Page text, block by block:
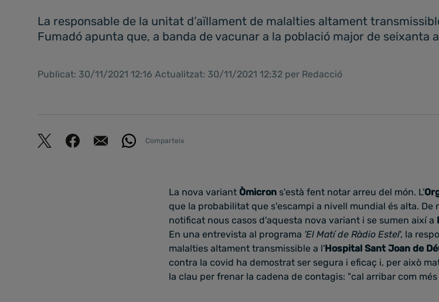
La responsable de la unitat d’aïllament de malalties altament
Fumadó apunta que, a banda de vacunar a la població major de seixanta
Publicat: 30/11/2021 12:16 Actualitzat: 30/11/2021 12:32 per Redacció
Comparteix
La nova variant Òmicron s'està fent notar arreu del món. L'
que la probabilitat que s'escampi a nivell mundial és alta. De
notificat nous casos d'aquesta nova variant i se sumen així a
En una entrevista al programa 'El Matí de Ràdio Estel', la
malalties altament transmissible a l'Hospital Sant Joan de
contra la covid ha demostrat ser segura i eficaç i, per això
la clau per frenar la cadena de contagis: "cal arribar com